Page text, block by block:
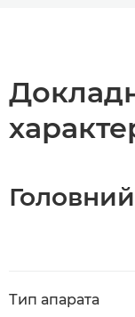
Тип апарата